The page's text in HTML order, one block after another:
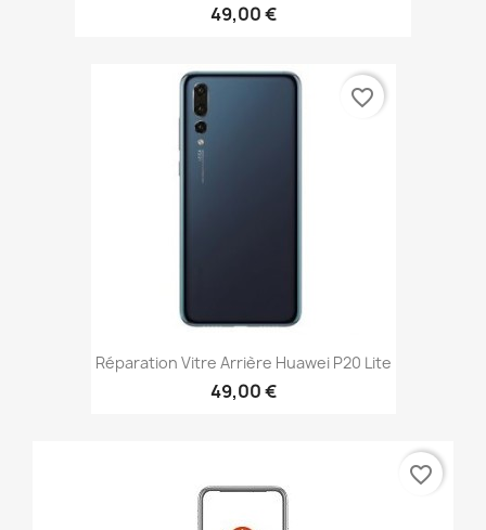
49,00 €
Réparation Vitre Arrière Huawei P20 Lite
49,00 €
favorite_border
favorite_border